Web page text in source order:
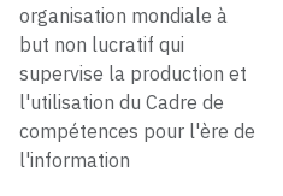
organisation mondiale à
but non lucratif qui
supervise la production et
l'utilisation du Cadre de
compétences pour l'ère de
l'information